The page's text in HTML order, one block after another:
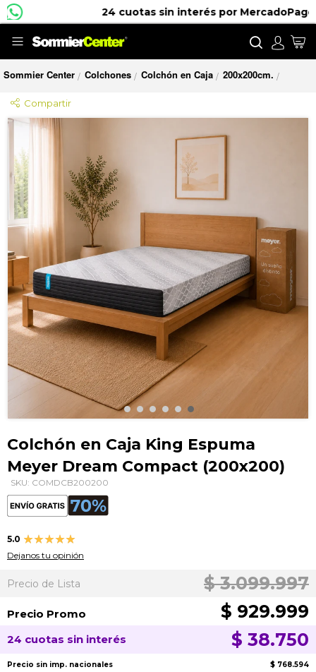
24 cuotas sin interés por MercadoPago
Buscar
Sommier Center / Colchones / Colchón en Caja / 200x200cm. /
Compartir
Saltar
final
de
la
galería
de
imágenes
al
comienzo
de
la
galería
de
Colchón en Caja King Espuma
Meyer Dream Compact (200x200)
SKU: COMDCB200200
5.0 Valoración:
100
% of100
Dejanos tu opinión
Precio de Lista $ 3.099.997
Precio Promo $ 929.999
24 cuotas sin interés $ 38.750
Precio sin imp. nacionales $ 768.594